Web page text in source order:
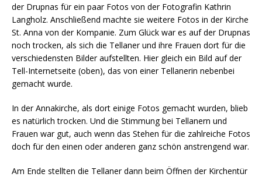
der Drupnas für ein paar Fotos von der Fotografin Kathrin
Langholz. Anschließend machte sie weitere Fotos in der Kirche
St. Anna von der Kompanie. Zum Glück war es auf der Drupnas
noch trocken, als sich die Tellaner und ihre Frauen dort für die
verschiedensten Bilder aufstellten. Hier gleich ein Bild auf der
Tell-Internetseite (oben), das von einer Tellanerin nebenbei
gemacht wurde.
In der Annakirche, als dort einige Fotos gemacht wurden, blieb
es natürlich trocken. Und die Stimmung bei Tellanern und
Frauen war gut, auch wenn das Stehen für die zahlreiche Fotos
doch für den einen oder anderen ganz schön anstrengend war.
Am Ende stellten die Tellaner dann beim Öffnen der Kirchentür